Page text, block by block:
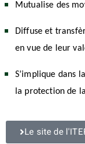
Mutualise des
Diffuse et
en vue de leur
S’implique dans
la protection de
Le site de